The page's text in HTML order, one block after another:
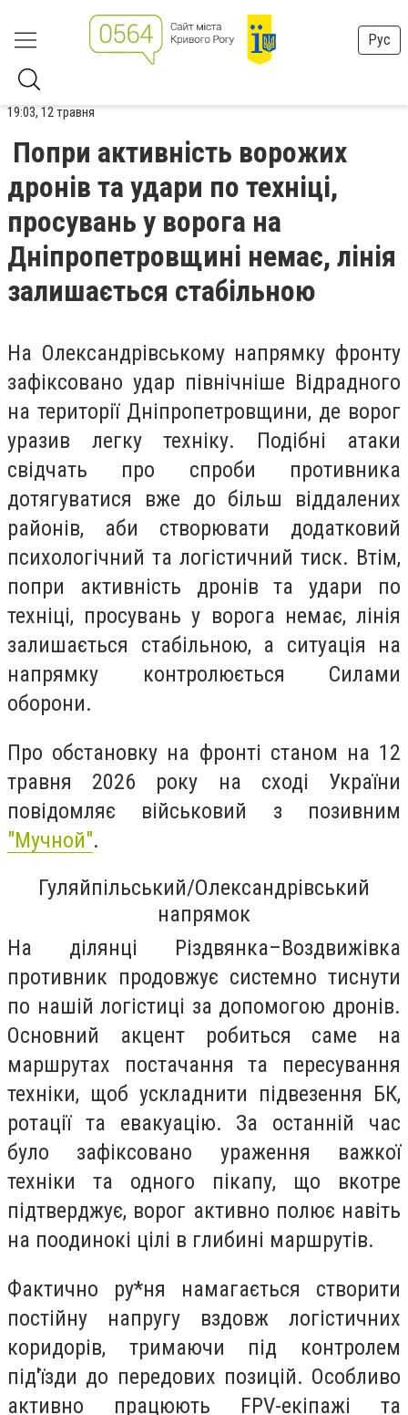
Рус
19:03, 12 травня
Попри активність ворожих
дронів та удари по техніці,
просувань у ворога на
Дніпропетровщині немає, лінія
залишається стабільною
На Олександрівському напрямку фронту
зафіксовано удар північніше Відрадного
на території Дніпропетровщини, де ворог
уразив легку техніку. Подібні атаки
свідчать про спроби противника
дотягуватися вже до більш віддалених
районів, аби створювати додатковий
психологічний та логістичний тиск. Втім,
попри активність дронів та удари по
техніці, просувань у ворога немає, лінія
залишається стабільною, а ситуація на
напрямку контролюється Силами
оборони.
Про обстановку на фронті станом на 12
травня 2026 року на сході України
повідомляє військовий з позивним
"Мучной".
Гуляйпільський/Олександрівський
напрямок
На ділянці Різдвянка–Воздвижівка
противник продовжує системно тиснути
по нашій логістиці за допомогою дронів.
Основний акцент робиться саме на
маршрутах постачання та пересування
техніки, щоб ускладнити підвезення БК,
ротації та евакуацію. За останній час
було зафіксовано ураження важкої
техніки та одного пікапу, що вкотре
підтверджує, ворог активно полює навіть
на поодинокі цілі в глибині маршрутів.
Фактично ру*ня намагається створити
постійну напругу вздовж логістичних
коридорів, тримаючи під контролем
під'їзди до передових позицій. Особливо
активно працюють FPV-екіпажі та